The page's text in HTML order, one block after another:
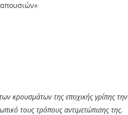
κρουσμάτων της εποχικής γρίπης την
τους τρόπους αντιμετώπισης της.